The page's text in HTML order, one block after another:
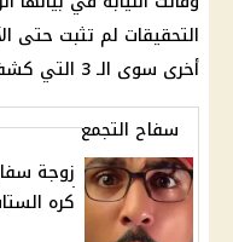
التحقيقات لم تثبت حتى
أخرى سوى الـ 3 التي كشف عنها التحقيق.
سفاح التجمع
زوجة
كره